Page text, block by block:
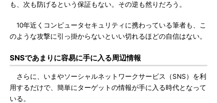
も、次も防げるという保証もない。その逆も然りだろう。
10年近くコンピュータセキュリティに携わっている筆者も、こ
のような攻撃に引っ掛からないといい切れるほどの自信はない。
SNSであまりに容易に手に入る周辺情報
さらに、いまやソーシャルネットワークサービス（SNS）を利
用するだけで、簡単にターゲットの情報が手に入る時代となって
いる。